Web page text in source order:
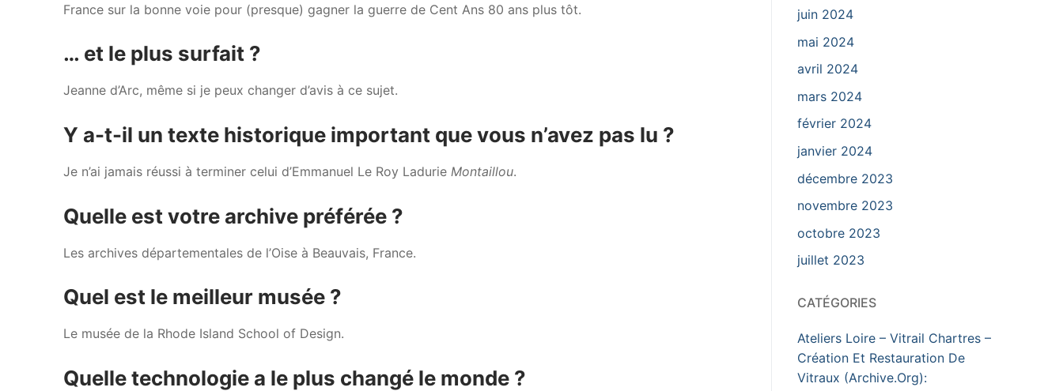
France sur la bonne voie pour (presque) gagner la guerre de Cent Ans 80 ans plus tôt.
… et le plus surfait ?
Jeanne d’Arc, même si je peux changer d’avis à ce sujet.
Y a-t-il un texte historique important que vous n’avez pas lu ?
Je n’ai jamais réussi à terminer celui d’Emmanuel Le Roy Ladurie Montaillou.
Quelle est votre archive préférée ?
Les archives départementales de l’Oise à Beauvais, France.
Quel est le meilleur musée ?
Le musée de la Rhode Island School of Design.
Quelle technologie a le plus changé le monde ?
juin 2024
mai 2024
avril 2024
mars 2024
février 2024
janvier 2024
décembre 2023
novembre 2023
octobre 2023
juillet 2023
CATÉGORIES
Ateliers Loire – Vitrail Chartres –
Création Et Restauration De
Vitraux (Archive.Org):